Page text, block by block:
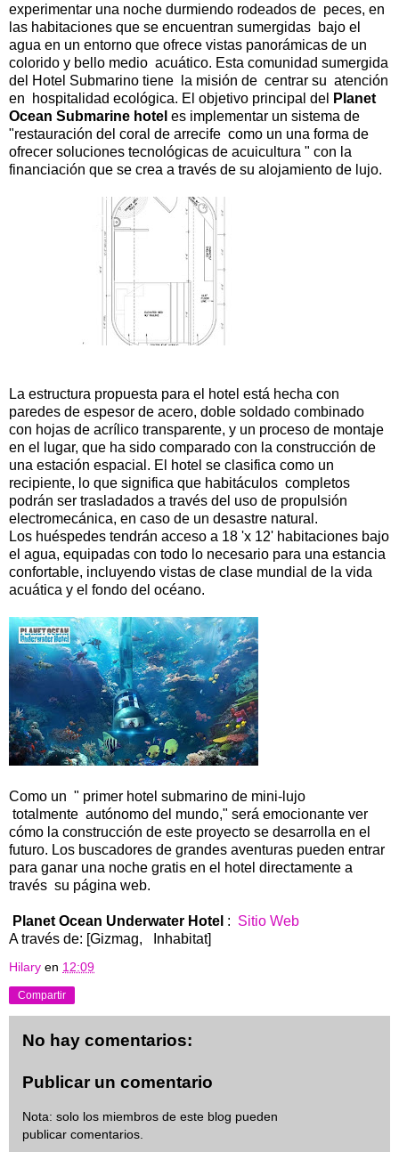
experimentar una noche durmiendo rodeados de peces, en
las habitaciones que se encuentran sumergidas bajo el
agua en un entorno que ofrece vistas panorámicas de un
colorido y bello medio acuático. Esta comunidad sumergida
del Hotel Submarino tiene la misión de centrar su atención
en hospitalidad ecológica. El objetivo principal del
Planet
Ocean Submarine hotel es implementar un sistema de
"restauración del coral de arrecife como un una forma de
ofrecer soluciones tecnológicas de acuicultura " con la
financiación que se crea a través de su alojamiento de lujo.
La estructura propuesta para el hotel está hecha con
paredes de espesor de acero, doble soldado combinado
con hojas de acrílico transparente, y un proceso de montaje
en el lugar, que ha sido comparado con la construcción de
una estación espacial. El hotel se clasifica como un
recipiente, lo que significa que habitáculos completos
podrán ser trasladados a través del uso de propulsión
electromecánica, en caso de un desastre natural.
Los huéspedes tendrán acceso a 18 'x 12' habitaciones bajo
el agua, equipadas con todo lo necesario para una estancia
confortable, incluyendo vistas de clase mundial de la vida
acuática y el fondo del océano.
Como un " primer hotel submarino de mini-lujo
totalmente autónomo del mundo," será emocionante ver
cómo la construcción de este proyecto se desarrolla en el
futuro. Los buscadores de grandes aventuras pueden entrar
para ganar una noche gratis en el hotel directamente a
través su página web.
Planet Ocean Underwater Hotel : Sitio Web
A través de: [Gizmag, Inhabitat]
Hilary en 12:09
Compartir
No hay comentarios:
Publicar un comentario
Nota: solo los miembros de este blog pueden
publicar comentarios.